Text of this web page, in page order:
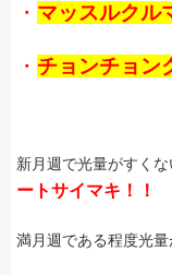
・ マッスルクル
・ チョンチョン
新月週で光量がすく
ートサイマキ！！
満月週である程度光